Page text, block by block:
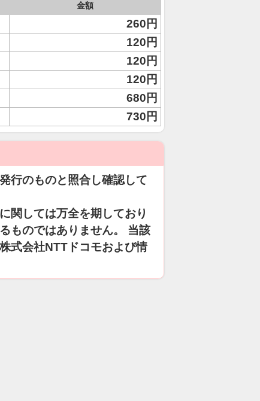
金額
260円
120円
120円
120円
680円
730円
行のものと照合し確認して
関しては万全を期しており
ものではありません。 当該
式会社NTTドコモおよび情